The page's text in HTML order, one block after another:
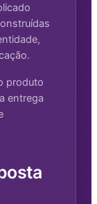
produto
entrega